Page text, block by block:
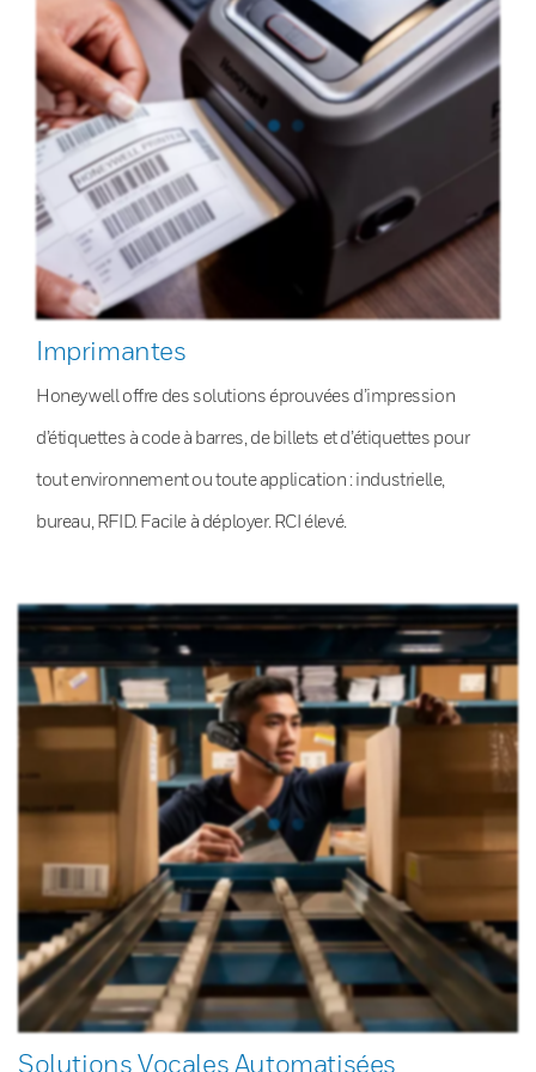
Imprimantes
Honeywell offre des solutions éprouvées d’impression
d’étiquettes à code à barres, de billets et d’étiquettes pour
tout environnement ou toute application : industrielle,
bureau, RFID. Facile à déployer. RCI élevé.
Solutions Vocales Automatisées